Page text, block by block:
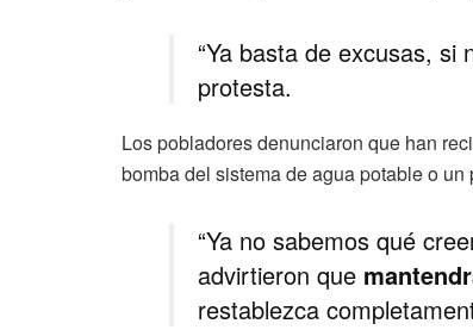
“Ya basta de excusas,
protesta.
Los pobladores denunciaron que han
bomba del sistema de agua potable o un
“Ya no sabemos qué
advirtieron que
restablezca